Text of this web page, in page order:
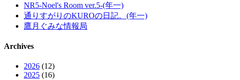
NR5-Noel's Room ver.5-(年一)
通りすがりのKUROの日記。(年一)
鷹月ぐみな情報局
Archives
2026 (12)
2025 (16)